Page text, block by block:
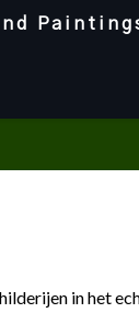
in het